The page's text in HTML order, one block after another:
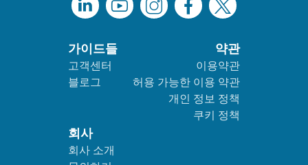
가이드들
고객센터
블로그
약관
이용약관
허용 가능한 이용 약관
개인 정보 정책
쿠키 정책
회사
회사 소개